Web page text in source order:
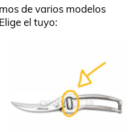
de varios modelos
el tuyo: